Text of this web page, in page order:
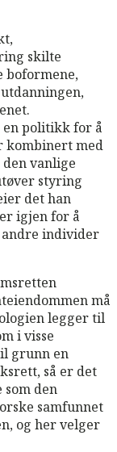
skilte
boformene,
politikk for å
kombinert med
vanlige
styring
det han
igjen for å
individer
må
legger til
i visse
grunn en
så er det
den
samfunnet
og her velger